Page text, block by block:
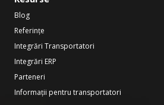
Blog
Referințe
Integrări Transportatori
Integrări ERP
Parteneri
Informații pentru transportatori